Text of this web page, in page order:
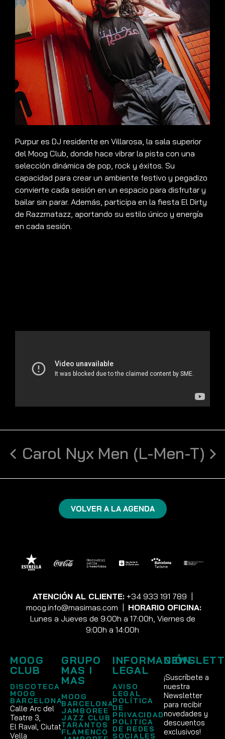
Purpur es DJ residente en Villarosa, la sala superior
del Moog Club, donde hace vibrar la pista con una
selección dinámica de pop, rock y éxitos. Su
capacidad para crear un ambiente festivo y pegadizo
convierte cada sesión en un espacio para disfrutar y
bailar sin parar. Además, participa en la fiesta El Dirty
de Razzmatazz, aportando su estilo único y energía
en cada sesión.
Carol Nyx Men (L-Men-T)
VOLVER A LA AGENDA
ATENCIÓN AL CLIENTE: +34 933 191 789 |
moog.info@masimas.com | HORARIO OFICINA:
Lunes a Jueves de 9:00h a 17:00h, Viernes de
9:00h a 14:00h
MOOG
CLUB
DISCOTECA
MOOG
BARCELONA
Calle Arc del
Teatre 3,
El Raval, Ciutat
Vella
GRUPO
MAS I
MAS
MOOG
BARCELONA
JAMBOREE
JAZZ CLUB
TARANTOS
FLAMENCO
INFORMACIÓN
LEGAL
AVISO
LEGAL
POLÍTICA
DE
PRIVACIDAD
POLITICA
DE REDES
SOCIALES
¡Suscríbete a
nuestra
Newsletter
para recibir
novedades y
descuentos
exclusivos!